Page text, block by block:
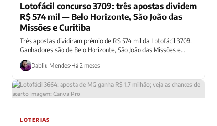
Lotofácil concurso 3709: três apostas dividem
R$ 574 mil — Belo Horizonte, São João das
Missões e Curitiba
Três apostas dividiram prêmio de R$ 574 mil da Lotofácil 3709.
Ganhadores são de Belo Horizonte, São João das Missões e
Curitiba.
Dabliu Mendes Há 2 meses
LOTERIAS